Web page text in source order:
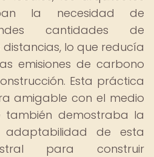
la necesidad de
cantidades de
lo que reducía
emisiones de carbono
Esta práctica
amigable con el medio
también demostraba la
de esta
para construir